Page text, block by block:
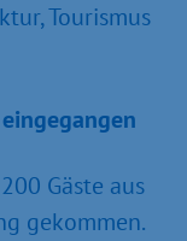
Tourismus
Gäste aus
gekommen.